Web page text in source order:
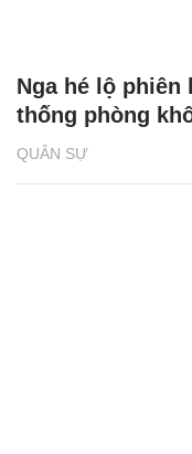
QUÂN SỰ
Nga hé lộ phiên
thống phòng